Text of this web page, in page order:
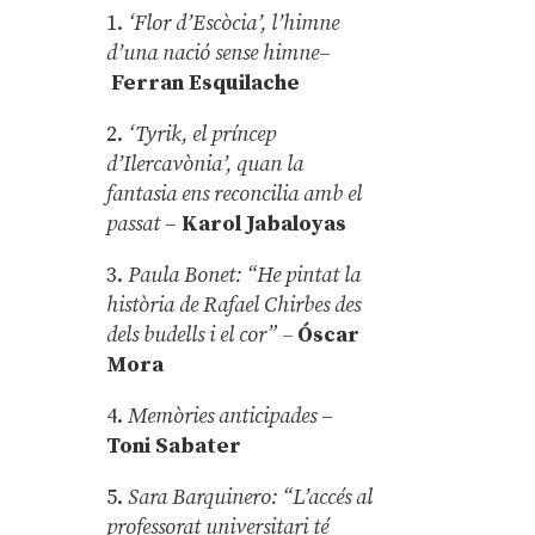
1. ‘Flor d’Escòcia’, l’himne
d’una nació sense himne–
Ferran Esquilache
2. ‘Tyrik, el príncep
d’Ilercavònia’, quan la
fantasia ens reconcilia amb el
passat– Karol Jabaloyas
3.Paula Bonet: “He pintat la
història de Rafael Chirbes des
dels budells i el cor” – Óscar
Mora
4.Memòries anticipades–
Toni Sabater
5.Sara Barquinero: “L’accés al
professorat universitari té